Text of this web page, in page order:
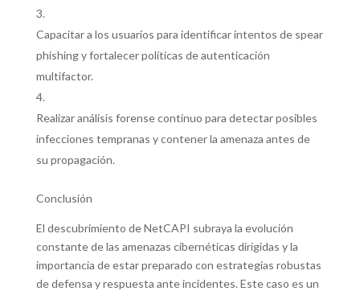
Capacitar a los usuarios para identificar intentos de spear
phishing y fortalecer políticas de autenticación
multifactor.
Realizar análisis forense continuo para detectar posibles
infecciones tempranas y contener la amenaza antes de
su propagación.
Conclusión
El descubrimiento de NetCAPI subraya la evolución
constante de las amenazas cibernéticas dirigidas y la
importancia de estar preparado con estrategias robustas
de defensa y respuesta ante incidentes. Este caso es un